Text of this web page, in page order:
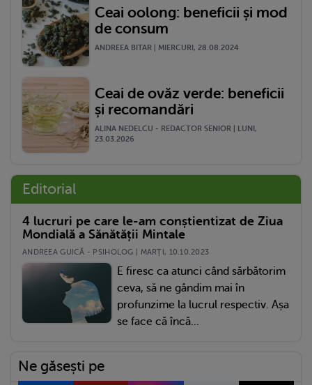
Ceai oolong: beneficii și mod
de consum
ANDREEA BITAR | MIERCURI, 28.08.2024
Ceai de ovăz verde: beneficii
și recomandări
ALINA NEDELCU - REDACTOR SENIOR | LUNI,
23.03.2026
Editorial
4 lucruri pe care le-am conștientizat de Ziua
Mondială a Sănătății Mintale
ANDREEA GUICĂ - PSIHOLOG | MARŢI, 10.10.2023
E firesc ca atunci când sărbătorim
ceva, să ne gândim mai în
profunzime la lucrul respectiv. Așa
se face că încă...
Ne găsești pe